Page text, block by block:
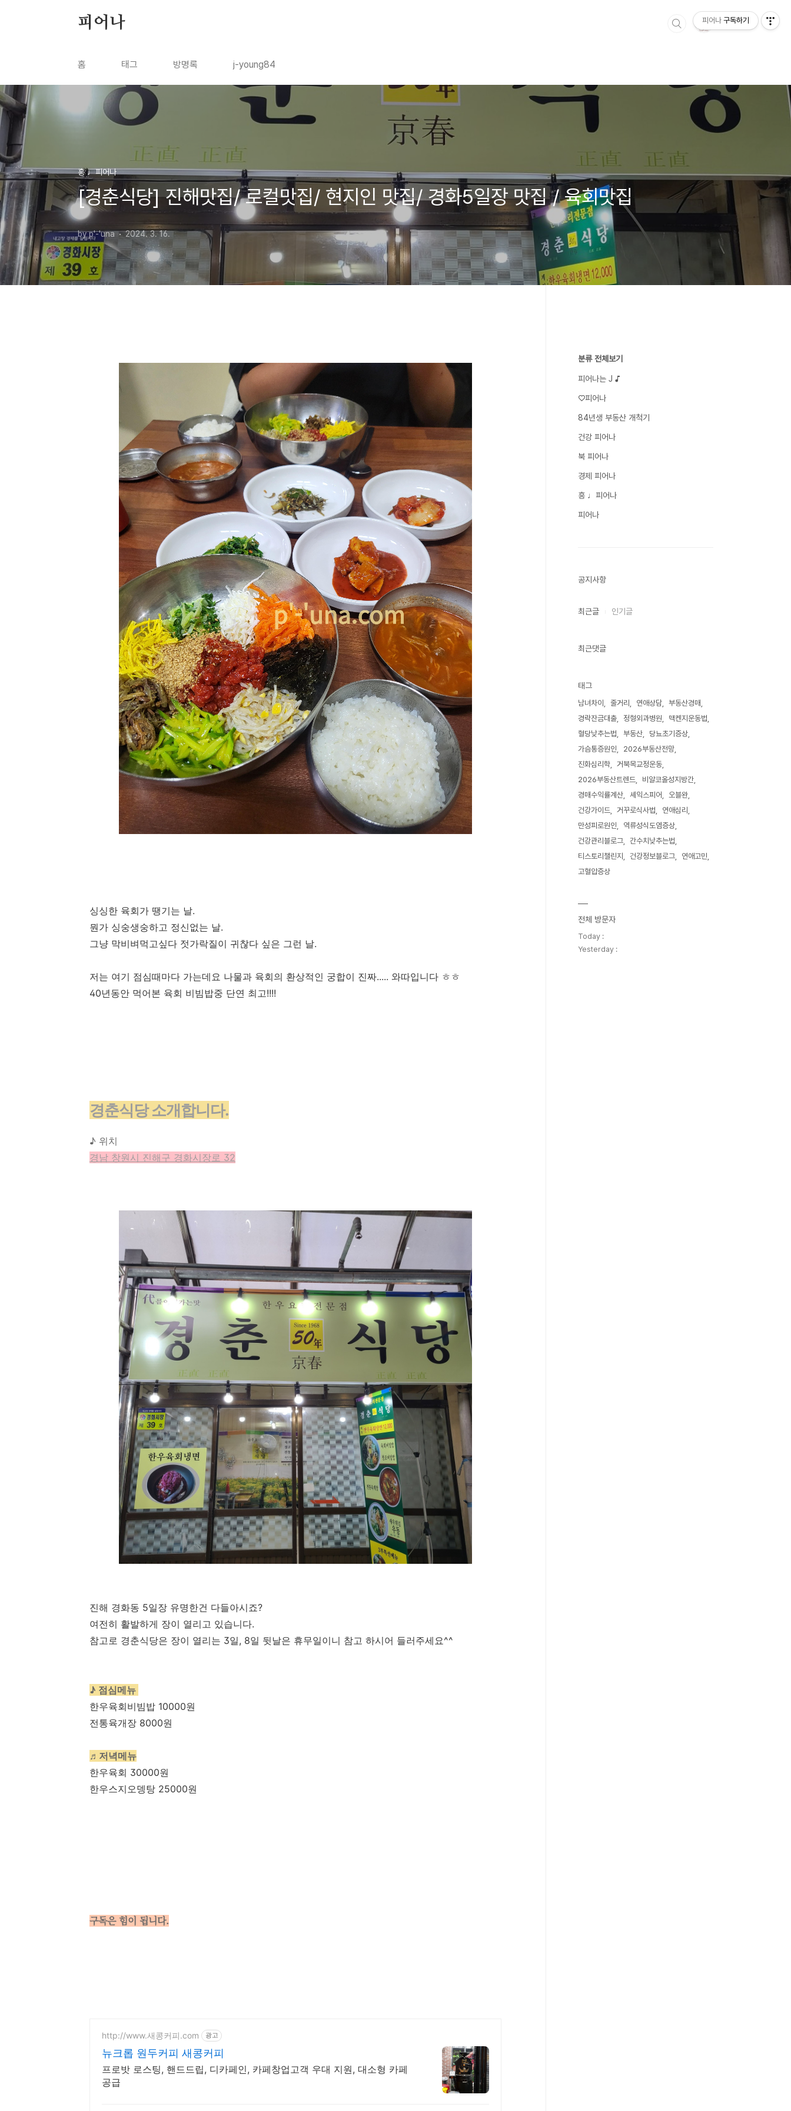
피어나
홈 태그 방명록 j-young84
흥 ♩피어나
[경춘식당] 진해맛집/ 로컬맛집/ 현지인 맛집/ 경화5일장 맛집 / 육회맛집
by p'-'una 2024. 3. 16.
싱싱한 육회가 땡기는 날.
뭔가 싱숭생숭하고 정신없는 날.
그냥 막비벼먹고싶다 젓가락질이 귀찮다 싶은 그런 날.
저는 여기 점심때마다 가는데요 나물과 육회의 환상적인 궁합이 진짜..... 와따입니다 ㅎㅎ
40년동안 먹어본 육회 비빔밥중 단연 최고!!!!
경춘식당 소개합니다.
♪ 위치
경남 창원시 진해구 경화시장로 32
진해 경화동 5일장 유명한건 다들아시죠?
여전히 활발하게 장이 열리고 있습니다.
참고로 경춘식당은 장이 열리는 3일, 8일 뒷날은 휴무일이니 참고 하시어 들러주세요^^
♪ 점심메뉴
한우육회비빔밥 10000원
전통육개장 8000원
♬저녁메뉴
한우육회 30000원
한우스지오뎅탕 25000원
구독은 힘이 됩니다.
http://www.새콩커피.com 광고
뉴크롭 원두커피 새콩커피
프로밧 로스팅, 핸드드립, 디카페인, 카페창업고객 우대 지원, 대소형 카페
공급
분류 전체보기
피어나는 J ♪
♡피어나
84년생 부동산 개척기
건강 피어나
북 피어나
경제 피어나
흥 ♩피어나
피어나
공지사항
최근글 인기글
최근댓글
태그
남녀차이 줄거리 연애상담
부동산경매
경락잔금대출
정형외과병원
맥켄지운동법
혈당낮추는법
부동산
당뇨초기증상
가슴통증원인
2026부동산전망
진화심리학
거북목교정운동
2026부동산트렌드
비알코올성지방간
경매수익률계산
셰익스피어
오블완
건강가이드
거꾸로식사법
연애심리
만성피로원인
역류성식도염증상
건강관리블로그
간수치낮추는법
티스토리챌린지
건강정보블로그
연애고민
고혈압증상
전체 방문자
Today :
Yesterday :
피어나 구독하기